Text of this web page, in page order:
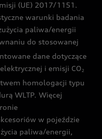
(UE) 2017/1151.
warunki badania
paliwa/energii
do stosowanej
dane dotyczące
i emisji CO2
homologacji typu
WLTP. Więcej
w pojeździe
paliwa/energii,